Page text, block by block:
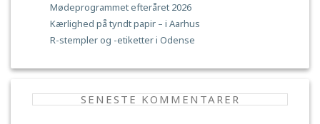
Mødeprogrammet efteråret 2026
Kærlighed på tyndt papir – i Aarhus
R-stempler og -etiketter i Odense
SENESTE KOMMENTARER